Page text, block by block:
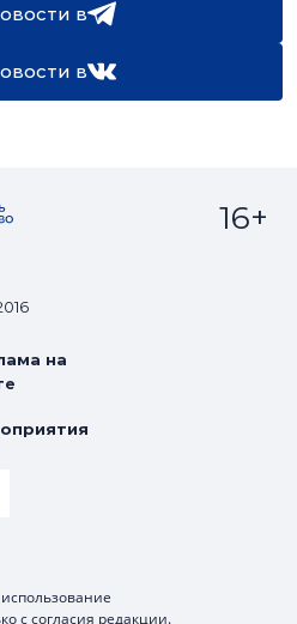
в
в
16+
на
с согласия редакции.